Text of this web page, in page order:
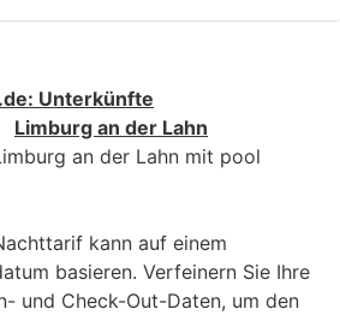
: Unterkünfte
Limburg an der Lahn
an der Lahn mit pool
kann auf einem
basieren. Verfeinern Sie Ihre
und Check-Out-Daten, um den